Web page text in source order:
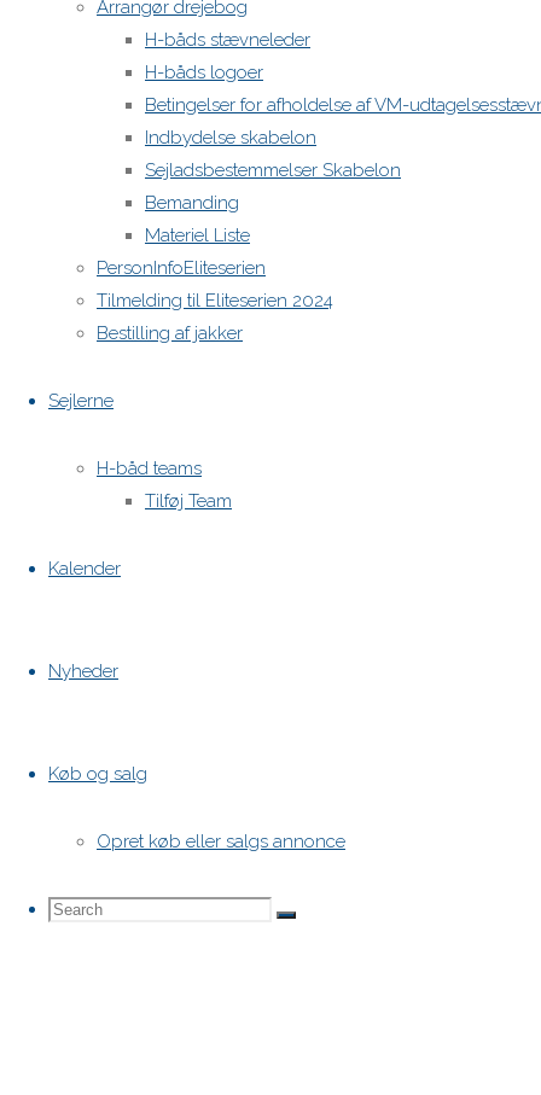
Arrangør drejebog
H-båds stævneleder
H-båds logoer
Betingelser for afholdelse af VM-
Indbydelse skabelon
Sejladsbestemmelser Skabelon
Bemanding
Materiel Liste
PersonInfoEliteserien
Tilmelding til Eliteserien 2024
Bestilling af jakker
Sejlerne
H-båd teams
Tilføj Team
Kalender
Nyheder
Køb og salg
Opret køb eller salgs annonce
Search
Search
Search